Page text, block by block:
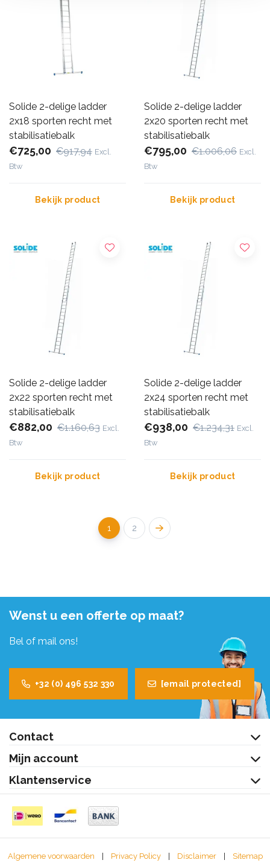
Solide 2-delige ladder
2x18 sporten recht met
stabilisatiebalk
€725,00 €917,94 Excl.
Btw
Bekijk product
Solide 2-delige ladder
2x20 sporten recht met
stabilisatiebalk
€795,00 €1.006,06 Excl.
Btw
Bekijk product
Solide 2-delige ladder
2x22 sporten recht met
stabilisatiebalk
€882,00 €1.160,63 Excl.
Btw
Bekijk product
Solide 2-delige ladder
2x24 sporten recht met
stabilisatiebalk
€938,00 €1.234,31 Excl.
Btw
Bekijk product
1 2
Wenst u een offerte op maat?
Bel of mail ons!
+32 (0) 496 532 330 [email protected]
Contact
Mijn account
Klantenservice
Algemene voorwaarden Privacy Policy Disclaimer Sitemap